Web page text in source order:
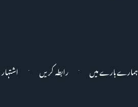
ہمارے بارے میں رابطہ کریں